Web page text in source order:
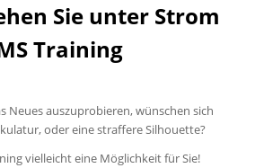
Sie unter Strom
Training
Neues auszuprobieren, wünschen sich
oder eine straffere Silhouette?
vielleicht eine Möglichkeit für Sie!